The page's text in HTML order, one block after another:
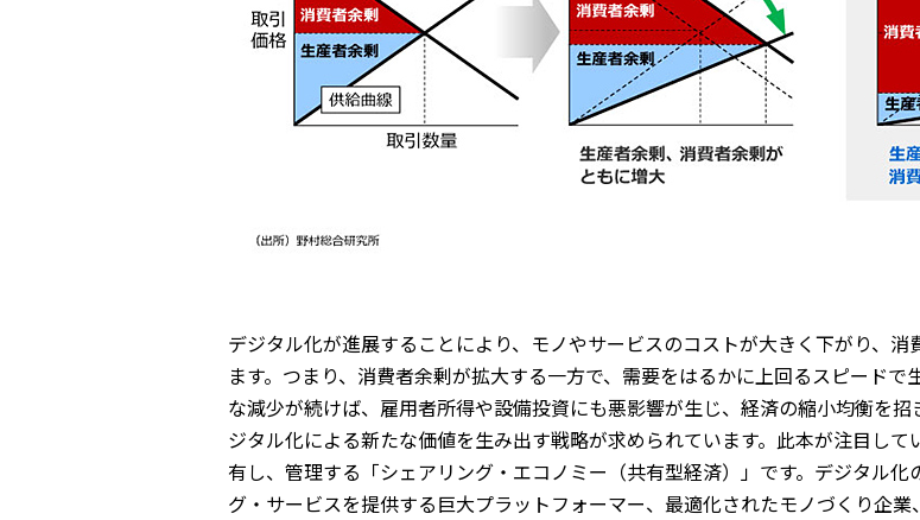
デジタル化が進展することにより、モノやサービスのコストが大きく下がり、
ます。つまり、消費者余剰が拡大する一方で、需要をはるかに上回るスピード
な減少が続けば、雇用者所得や設備投資にも悪影響が生じ、経済の縮小均衡を
ジタル化による新たな価値を生み出す戦略が求められています。此本が注目し
有し、管理する「シェアリング・エコノミー（共有型経済）」です。デジタル
グ・サービスを提供する巨大プラットフォーマー、最適化されたモノづくり企